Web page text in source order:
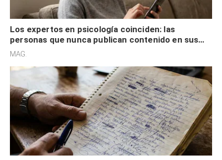
Los expertos en psicología coinciden: las
personas que nunca publican contenido en sus
redes sociales no pretenden buscar validación
MAG.